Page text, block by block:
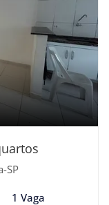
SP
1 Vaga